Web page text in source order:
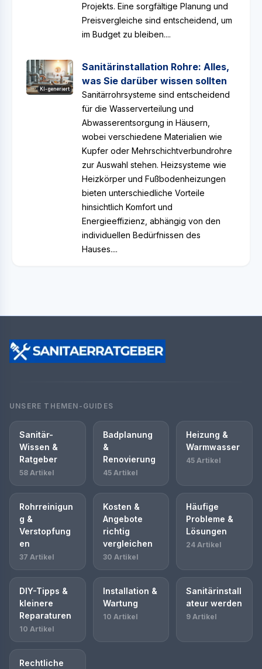
Projekts. Eine sorgfältige Planung und
Preisvergleiche sind entscheidend, um
im Budget zu bleiben....
KI-generiert
Sanitärinstallation Rohre: Alles,
was Sie darüber wissen sollten
Sanitärrohrsysteme sind entscheidend
für die Wasserverteilung und
Abwasserentsorgung in Häusern,
wobei verschiedene Materialien wie
Kupfer oder Mehrschichtverbundrohre
zur Auswahl stehen. Heizsysteme wie
Heizkörper und Fußbodenheizungen
bieten unterschiedliche Vorteile
hinsichtlich Komfort und
Energieeffizienz, abhängig von den
individuellen Bedürfnissen des
Hauses....
UNSERE THEMEN-GUIDES
Sanitär-
Wissen &
Ratgeber
58 Artikel
Badplanung
&
Renovierung
45 Artikel
Heizung &
Warmwasser
45 Artikel
Rohrreinigun
g &
Verstopfung
en
37 Artikel
Kosten &
Angebote
richtig
vergleichen
30 Artikel
Häufige
Probleme &
Lösungen
24 Artikel
DIY-Tipps &
kleinere
Reparaturen
10 Artikel
Installation &
Wartung
10 Artikel
Sanitärinstall
ateur werden
9 Artikel
Rechtliche